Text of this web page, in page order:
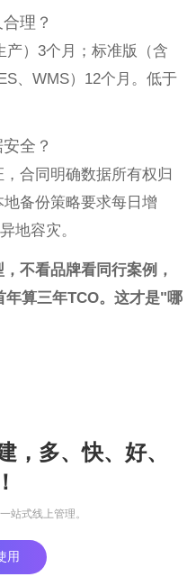
理？
）3个月；标准版（含
、WMS）12个月。低于
全？
合同明确数据所有权归
备份策略要求每日增
地容灾。
不看品牌看同行案例，
年算三年TCO。这才是"哪
，多、快、好、
站式线上管理。
用